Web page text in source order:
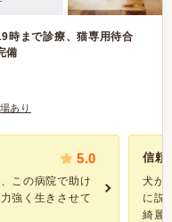
時まで診療、猫専用待合
備
あり
5.0
この病院で助け
強く生きさせて
信頼
犬が
に説
綺麗